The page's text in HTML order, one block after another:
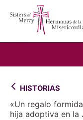
HISTORIAS
«Un regalo
hija adoptiva en la